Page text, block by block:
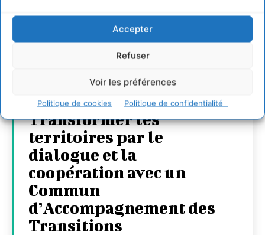
Accepter
Refuser
Voir les préférences
Politique de cookies Politique de confidentialité
Transformer les
territoires par le
dialogue et la
coopération avec un
Commun
d’Accompagnement des
Transitions